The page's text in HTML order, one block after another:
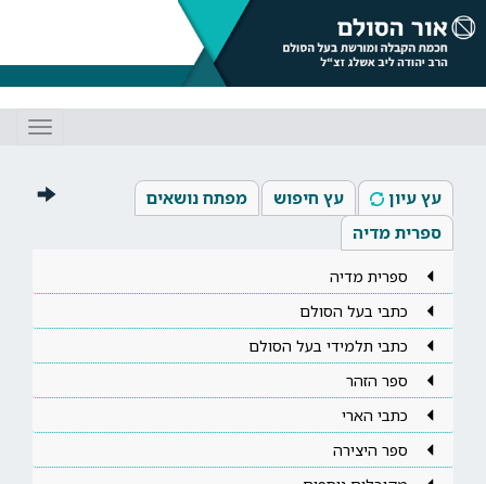
עץ עיון עץ חיפוש
מפתח נושאים
ספרית מדיה
ספרית מדיה
כתבי בעל הסולם
כתבי תלמידי בעל הסולם
ספר הזהר
כתבי הארי
ספר היצירה